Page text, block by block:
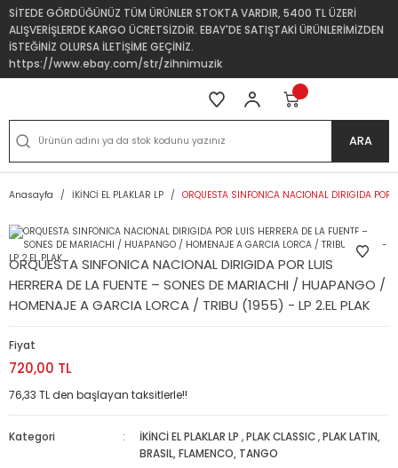
SİTEDE GÖRDÜĞÜNÜZ TÜM ÜRÜNLER STOKTA VARDIR, 5400 TL ÜZERİ
ALIŞVERİŞLERDE KARGO ÜCRETSİZDİR. EBAY'DE SATIŞTAKİ ÜRÜNLERİMİZDEN
İSTEĞİNİZ OLURSA İLETİŞİME GEÇİNİZ.
https://www.ebay.com/str/zihnimuzik
ARA
Anasayfa İKİNCİ EL PLAKLAR LP ORQUESTA SINFONICA NACIONAL DIRIGIDA
ORQUESTA SINFONICA NACIONAL DIRIGIDA POR LUIS
HERRERA DE LA FUENTE – SONES DE MARIACHI / HUAPANGO /
HOMENAJE A GARCIA LORCA / TRIBU (1955) - LP 2.EL PLAK
Fiyat
720,00 TL
76,33 TL den başlayan taksitlerle!!
Kategori İKİNCİ EL PLAKLAR LP ,PLAK CLASSIC ,PLAK LATIN,
BRASIL, FLAMENCO, TANGO